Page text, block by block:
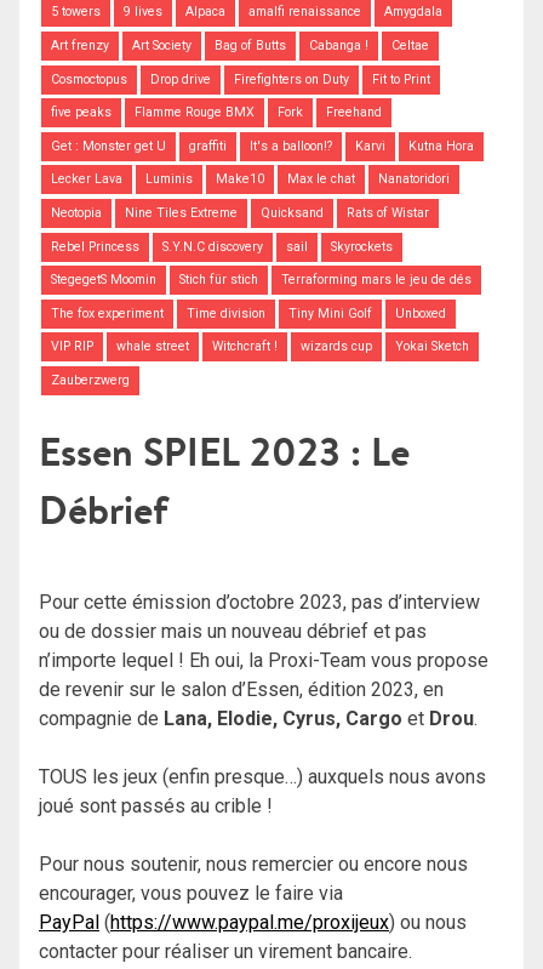
5 towers 9 lives Alpaca amalfi renaissance Amygdala
Art frenzy Art Society Bag of Butts Cabanga ! Celtae
Cosmoctopus Drop drive Firefighters on Duty Fit to Print
five peaks Flamme Rouge BMX Fork Freehand
Get : Monster get U graffiti It's a balloon!? Karvi Kutna Hora
Lecker Lava Luminis Make10 Max le chat Nanatoridori
Neotopia Nine Tiles Extreme Quicksand Rats of Wistar
Rebel Princess S.Y.N.C discovery sail Skyrockets
StegegetS Moomin Stich für stich Terraforming mars le jeu de dés
The fox experiment Time division Tiny Mini Golf Unboxed
VIP RIP whale street Witchcraft ! wizards cup Yokai Sketch
Zauberzwerg
Essen SPIEL 2023 : Le
Débrief
Pour cette émission d’octobre 2023, pas d’interview
ou de dossier mais un nouveau débrief et pas
n’importe lequel ! Eh oui, la Proxi-Team vous propose
de revenir sur le salon d’Essen, édition 2023, en
compagnie de Lana, Elodie, Cyrus, Cargo et Drou.
TOUS les jeux (enfin presque…) auxquels nous avons
joué sont passés au crible !
Pour nous soutenir, nous remercier ou encore nous
encourager, vous pouvez le faire via
PayPal (https://www.paypal.me/proxijeux) ou nous
contacter pour réaliser un virement bancaire.